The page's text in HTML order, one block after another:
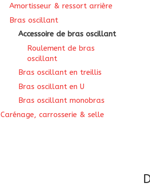
Amortisseur & ressort arrière
Bras oscillant
Accessoire de bras oscillant
Roulement de bras
oscillant
Bras oscillant en treillis
Bras oscillant en U
Bras oscillant monobras
Carénage, carrosserie & selle